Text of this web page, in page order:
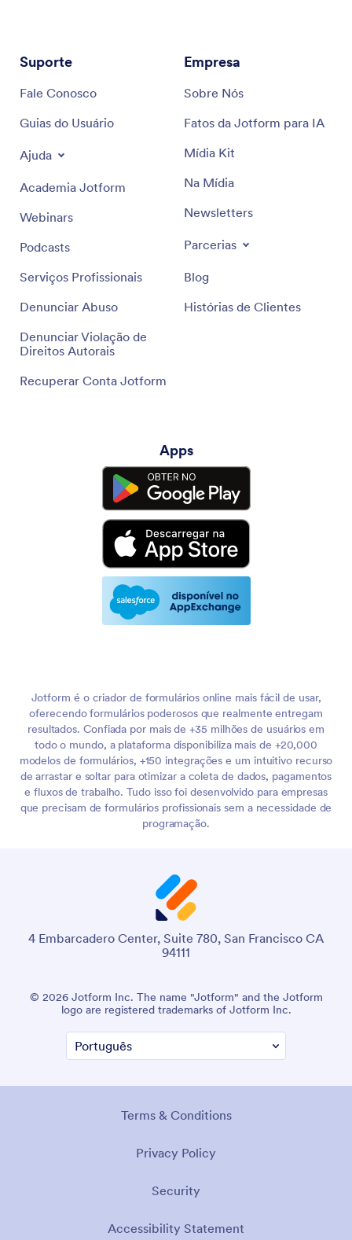
Suporte
Fale Conosco
Guias do Usuário
Ajuda
Academia Jotform
Webinars
Podcasts
Serviços Profissionais
Denunciar Abuso
Denunciar Violação de
Direitos Autorais
Recuperar Conta Jotform
Empresa
Sobre Nós
Fatos da Jotform para IA
Mídia Kit
Na Mídia
Newsletters
Parcerias
Blog
Histórias de Clientes
Apps
Jotform é o criador de formulários online mais fácil de usar,
oferecendo formulários poderosos que realmente entregam
resultados. Confiada por mais de +35 milhões de usuários em
todo o mundo, a plataforma disponibiliza mais de +20,000
modelos de formulários, +150 integrações e um intuitivo recurso
de arrastar e soltar para otimizar a coleta de dados, pagamentos
e fluxos de trabalho. Tudo isso foi desenvolvido para empresas
que precisam de formulários profissionais sem a necessidade de
programação.
4 Embarcadero Center, Suite 780, San Francisco CA
94111
© 2026 Jotform Inc. The name "Jotform" and the Jotform
logo are registered trademarks of Jotform Inc.
Terms & Conditions
Privacy Policy
Security
Accessibility Statement